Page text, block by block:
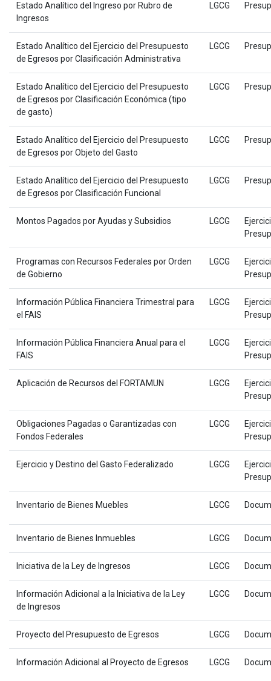
Estado Analítico del Ingreso por Rubro de
Ingresos
LGCG
Estado Analítico del Ejercicio del Presupuesto
de Egresos por Clasificación Administrativa
LGCG
Estado Analítico del Ejercicio del Presupuesto
de Egresos por Clasificación Económica (tipo
de gasto)
LGCG
Estado Analítico del Ejercicio del Presupuesto
de Egresos por Objeto del Gasto
LGCG
Estado Analítico del Ejercicio del Presupuesto
de Egresos por Clasificación Funcional
LGCG
Montos Pagados por Ayudas y Subsidios LGCG
Programas con Recursos Federales por Orden
de Gobierno
LGCG
Información Pública Financiera Trimestral para
el FAIS
LGCG
Información Pública Financiera Anual para el
FAIS
LGCG
Aplicación de Recursos del FORTAMUN LGCG
Obligaciones Pagadas o Garantizadas con
Fondos Federales
LGCG
Ejercicio y Destino del Gasto Federalizado LGCG
Inventario de Bienes Muebles LGCG
Inventario de Bienes Inmuebles LGCG
Iniciativa de la Ley de Ingresos LGCG
Información Adicional a la Iniciativa de la Ley
de Ingresos
LGCG
Proyecto del Presupuesto de Egresos LGCG
Información Adicional al Proyecto de Egresos LGCG